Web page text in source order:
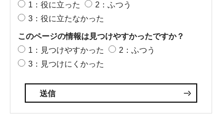
1：役に立った
2：ふつう
3：役に立たなかった
このページの情報は見つけやすかったですか？
1：見つけやすかった
2：ふつう
3：見つけにくかった